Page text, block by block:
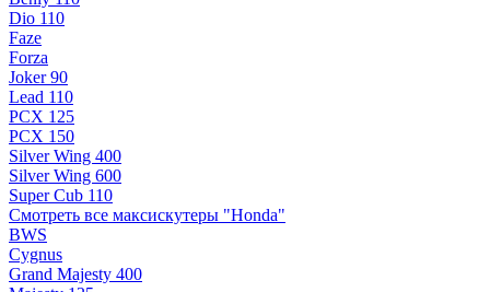
Dio 110
Faze
Forza
Joker 90
Lead 110
PCX 125
PCX 150
Silver Wing 400
Silver Wing 600
Super Cub 110
Смотреть все максискутеры "Honda"
BWS
Cygnus
Grand Majesty 400